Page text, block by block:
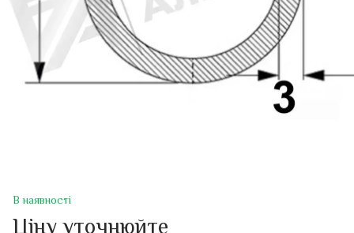
В наявності
Ціну уточнюйте